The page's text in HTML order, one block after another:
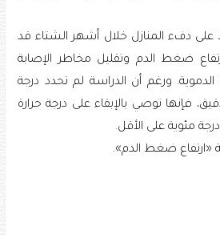
على دفء المنازل خلال أشهر الشتاء قد
ضغط الدم وتقليل مخاطر الإصابة
الدموية. ورغم أن الدراسة لم تحدد درجة
فإنها توصي بالإبقاء على درجة حرارة
ضغط الدم».